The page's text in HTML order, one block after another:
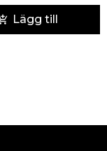
Lägg till